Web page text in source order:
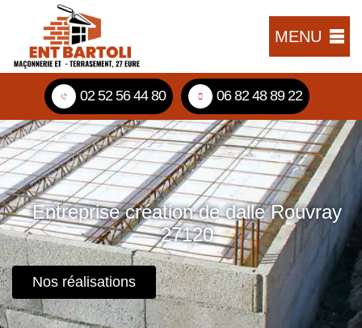
MENU
02 52 56 44 80 06 82 48 89 22
Entreprise création de dalle Rouvray
27120
Nos réalisations